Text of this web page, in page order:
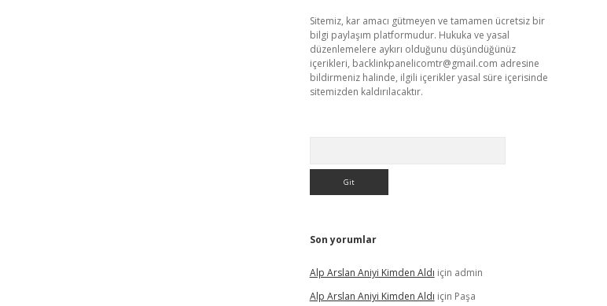
Sitemiz, kar amacı gütmeyen ve tamamen ücretsiz bir
bilgi paylaşım platformudur. Hukuka ve yasal
düzenlemelere aykırı olduğunu düşündüğünüz
içerikleri, backlinkpanelicomtr@gmail.com adresine
bildirmeniz halinde, ilgili içerikler yasal süre içerisinde
sitemizden kaldırılacaktır.
Son yorumlar
Alp Arslan Aniyi Kimden Aldı için admin
Alp Arslan Aniyi Kimden Aldı için Paşa